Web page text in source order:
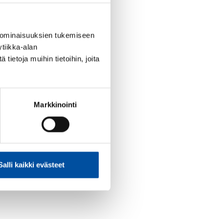
tukemiseen
alan
tietoja muihin tietoihin, joita
Markkinointi
kaikki evästeet